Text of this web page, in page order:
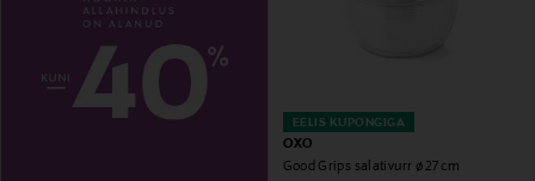
EELIS KUPONGIGA
OXO
Good Grips salativurr ø 27 cm